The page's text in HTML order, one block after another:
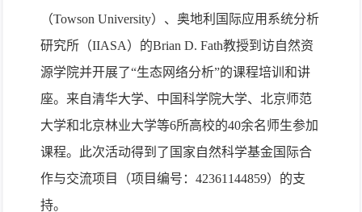
（Towson University）、奥地利国际应用系统分析
研究所（IIASA）的Brian D. Fath教授到访自然资
源学院并开展了“生态网络分析”的课程培训和讲
座。来自清华大学、中国科学院大学、北京师范
大学和北京林业大学等6所高校的40余名师生参加
课程。此次活动得到了国家自然科学基金国际合
作与交流项目（项目编号：42361144859）的支
持。